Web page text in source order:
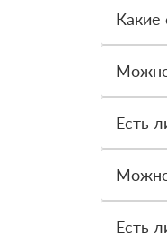
Какие
Можно
Есть
Можно
Есть